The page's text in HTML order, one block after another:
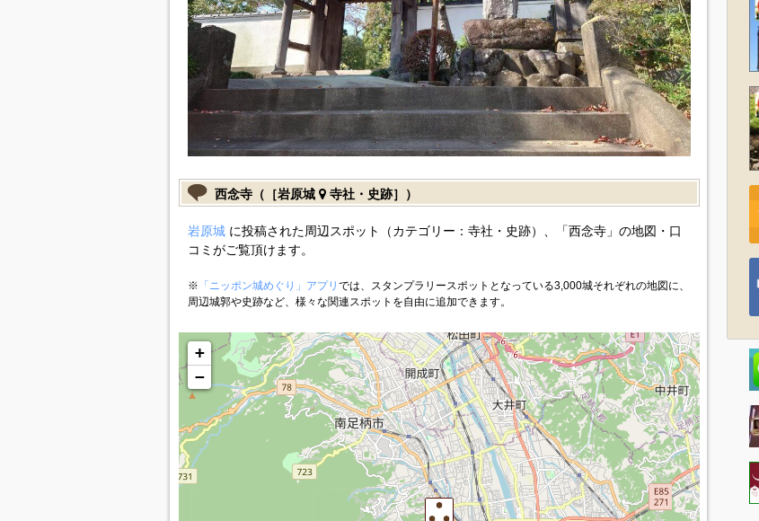
西念寺（［岩原城 寺社・史跡］）
岩原城に投稿された周辺スポット（カテゴリー：寺社・史跡）、「西念寺」の地図・口
コミがご覧頂けます。
※ 「ニッポン城めぐり」アプリ では、スタンプラリースポットとなっている3,000城それぞれの地図に、
周辺城郭や史跡など、様々な関連スポットを自由に追加できます。
+
−